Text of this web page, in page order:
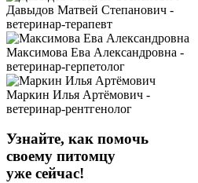
Давыдов Матвей Степанович -
ветеринар-терапевт
Максимова Ева Александровна -
ветеринар-герпетолог
Маркин Илья Артёмович -
ветеринар-рентгенолог
Узнайте, как помочь
своему питомцу
уже сейчас!